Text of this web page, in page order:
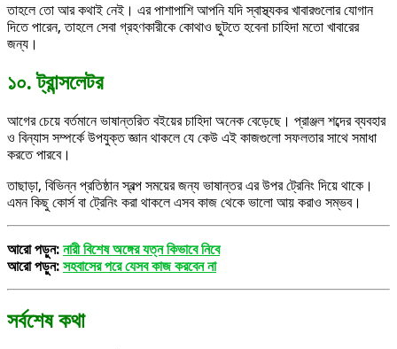
তাহলে তো আর কথাই নেই। এর পাশাপাশি আপনি যদি স্বাস্থ্যকর খাবারগুলোর যোগান
দিতে পারেন, তাহলে সেবা গ্রহণকারীকে কোথাও ছুটতে হবেনা চাহিদা মতো খাবারের
জন্য।
১০. ট্রান্সলেটর
আগের চেয়ে বর্তমানে ভাষান্তরিত বইয়ের চাহিদা অনেক বেড়েছে। প্রাঞ্জল শব্দের ব্যবহার
ও বিন্যাস সম্পর্কে উপযুক্ত জ্ঞান থাকলে যে কেউ এই কাজগুলো সফলতার সাথে সমাধা
করতে পারবে।
তাছাড়া, বিভিন্ন প্রতিষ্ঠান স্বল্প সময়ের জন্য ভাষান্তর এর উপর ট্রেনিং দিয়ে থাকে।
এমন কিছু কোর্স বা ট্রেনিং করা থাকলে এসব কাজ থেকে ভালো আয় করাও সম্ভব।
আরো পড়ুন: নারী বিশেষ অঙ্গের যত্ন কিভাবে নিবে
আরো পড়ুন: সহবাসের পরে যেসব কাজ করবেন না
সর্বশেষ কথা